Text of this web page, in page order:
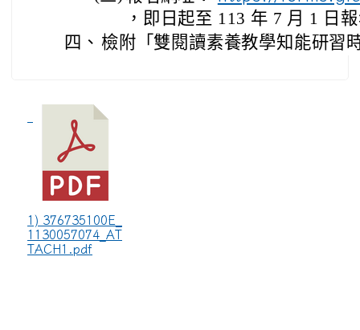
，即日起至 113 年 7 月 1 日
四、 檢附「雙閱讀素養教學知能研習
1) 376735100E_
1130057074_AT
TACH1.pdf